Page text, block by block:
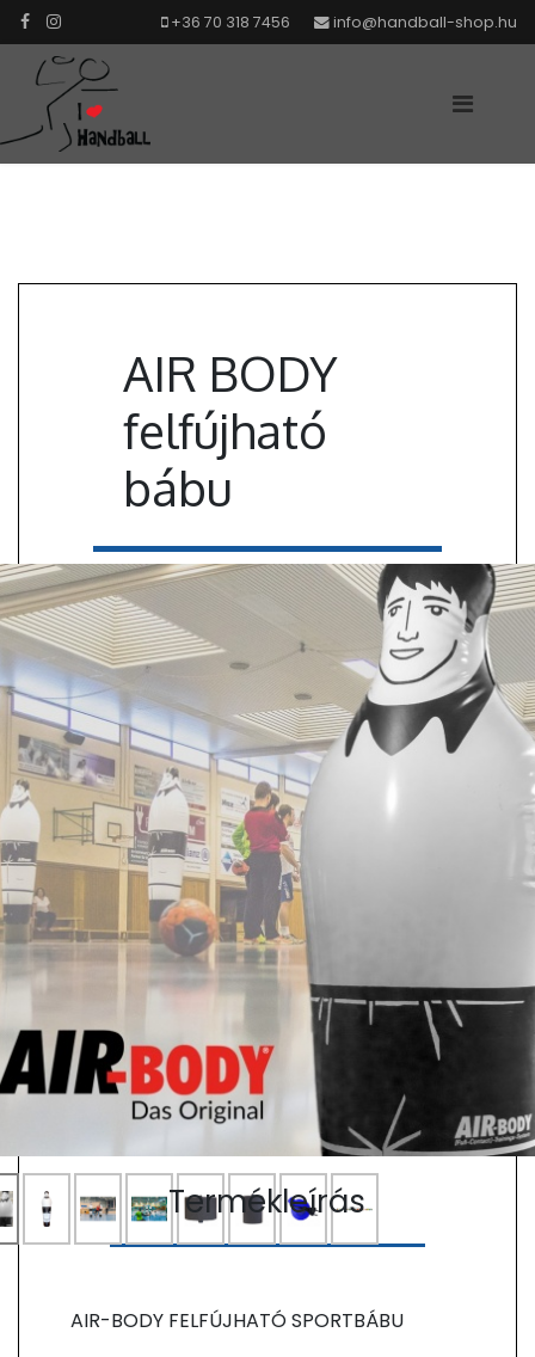
+36 70 318 7456 info@handball-shop.hu
AIR BODY
felfújható
bábu
Termékleírás
AIR-BODY FELFÚJHATÓ SPORTBÁBU